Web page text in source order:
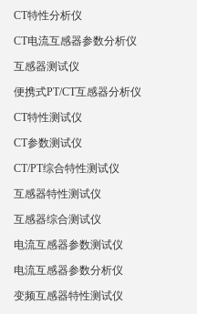
CT特性分析仪
CT电流互感器参数分析仪
互感器测试仪
便携式PT/CT互感器分析仪
CT特性测试仪
CT参数测试仪
CT/PT综合特性测试仪
互感器特性测试仪
互感器综合测试仪
电流互感器参数测试仪
电流互感器参数分析仪
变频互感器特性测试仪